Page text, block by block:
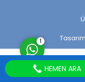
Tasarım
1
HEMEN ARA